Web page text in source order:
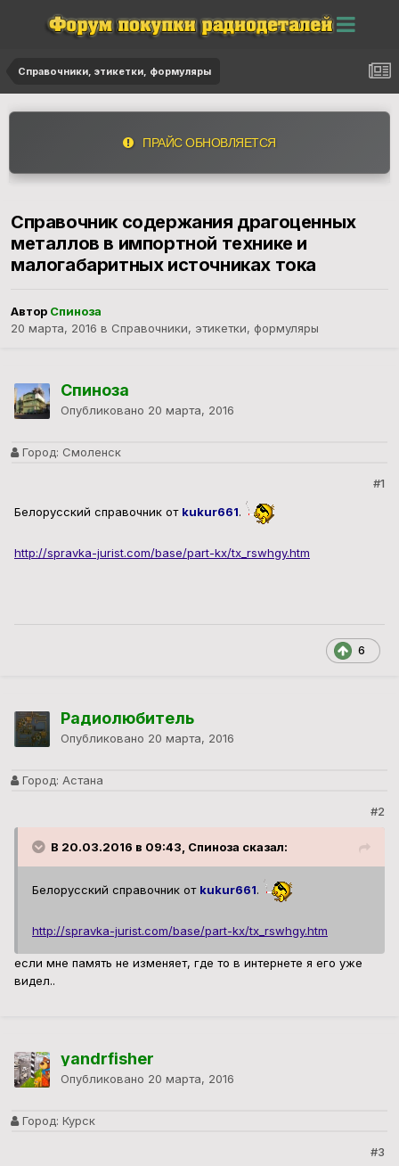
Справочники, этикетки, формуляры
ПРАЙС ОБНОВЛЯЕТСЯ
Справочник содержания драгоценных
металлов в импортной технике и
малогабаритных источниках тока
Автор Спиноза
20 марта, 2016 в Справочники, этикетки, формуляры
Спиноза
Опубликовано 20 марта, 2016
Город: Смоленск
#1
Белорусский справочник от kukur661.
http://spravka-jurist.com/base/part-kx/tx_rswhgy.htm
6
Радиолюбитель
Опубликовано 20 марта, 2016
Город: Астана
#2
В 20.03.2016 в 09:43, Спиноза сказал:
Белорусский справочник от kukur661.
http://spravka-jurist.com/base/part-kx/tx_rswhgy.htm
если мне память не изменяет, где то в интернете я его уже
видел..
yandrfisher
Опубликовано 20 марта, 2016
Город: Курск
#3